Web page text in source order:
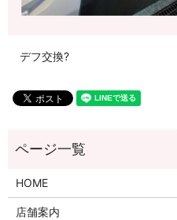
デフ交換?
HOME
店舗案内